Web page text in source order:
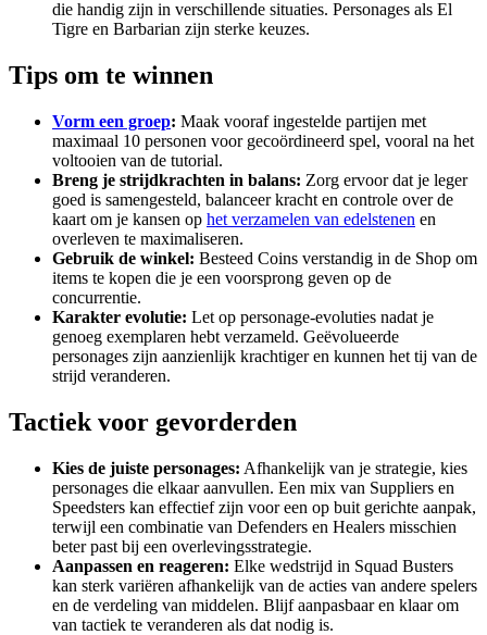
die handig zijn in verschillende situaties. Personages als El
Tigre en Barbarian zijn sterke keuzes.
Tips om te winnen
Vorm een groep: Maak vooraf ingestelde partijen met
maximaal 10 personen voor gecoördineerd spel, vooral na het
voltooien van de tutorial.
Breng je strijdkrachten in balans: Zorg ervoor dat je leger
goed is samengesteld, balanceer kracht en controle over de
kaart om je kansen op het verzamelen van edelstenen en
overleven te maximaliseren.
Gebruik de winkel: Besteed Coins verstandig in de Shop om
items te kopen die je een voorsprong geven op de
concurrentie.
Karakter evolutie: Let op personage-evoluties nadat je
genoeg exemplaren hebt verzameld. Geëvolueerde
personages zijn aanzienlijk krachtiger en kunnen het tij van de
strijd veranderen.
Tactiek voor gevorderden
Kies de juiste personages: Afhankelijk van je strategie, kies
personages die elkaar aanvullen. Een mix van Suppliers en
Speedsters kan effectief zijn voor een op buit gerichte aanpak,
terwijl een combinatie van Defenders en Healers misschien
beter past bij een overlevingsstrategie.
Aanpassen en reageren: Elke wedstrijd in Squad Busters
kan sterk variëren afhankelijk van de acties van andere spelers
en de verdeling van middelen. Blijf aanpasbaar en klaar om
van tactiek te veranderen als dat nodig is.